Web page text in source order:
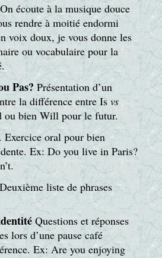
écoute à la musique douce
rendre à moitié endormi
voix doux, je vous donne les
ou vocabulaire pour la
Pas?Présentation d’un
la différence entre Isvs
ou bien Will pour le futur.
Exercice oral pour bien
Ex: Do you live in Paris?
liste de phrases
Questions et réponses
lors d’une pause café
Ex: Are you enjoying